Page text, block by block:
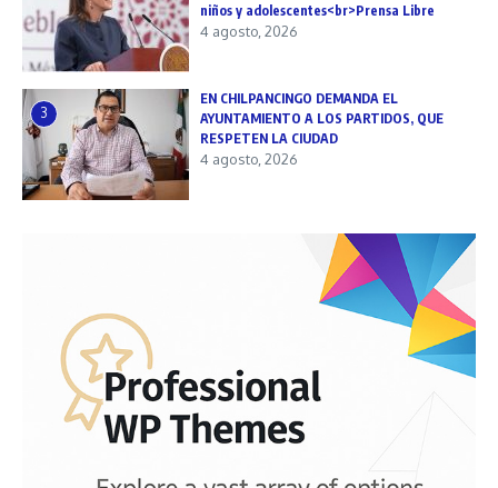
niños y adolescentes<br>Prensa Libre
4 agosto, 2026
3
EN CHILPANCINGO DEMANDA EL
AYUNTAMIENTO A LOS PARTIDOS, QUE
RESPETEN LA CIUDAD
4 agosto, 2026